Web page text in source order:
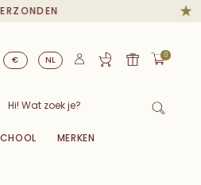
€ NL 0
MERKEN